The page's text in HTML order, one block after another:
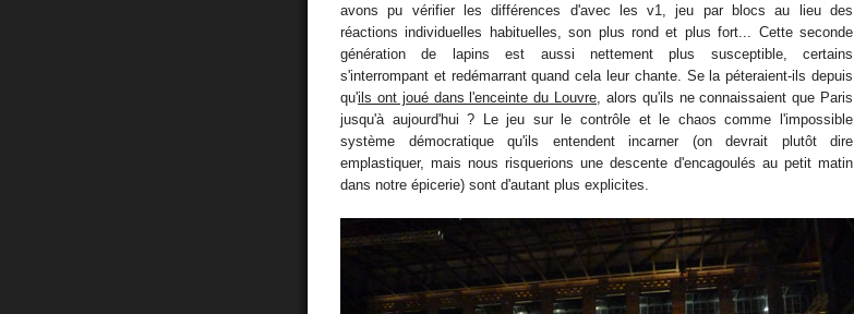
avons pu vérifier les différences d'avec les v1, jeu par blocs au lieu des
réactions individuelles habituelles, son plus rond et plus fort... Cette seconde
génération de lapins est aussi nettement plus susceptible, certains
s'interrompant et redémarrant quand cela leur chante. Se la péteraient-ils depuis
qu'ils ont joué dans l'enceinte du Louvre , alors qu'ils ne connaissaient que Paris
jusqu'à aujourd'hui ? Le jeu sur le contrôle et le chaos comme l'impossible
système démocratique qu'ils entendent incarner (on devrait plutôt dire
emplastiquer, mais nous risquerions une descente d'encagoulés au petit matin
dans notre épicerie) sont d'autant plus explicites.